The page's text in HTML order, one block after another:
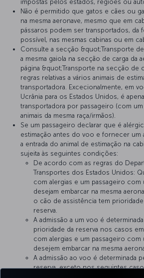
impostas pelos estados, regiões ou
Não é permitido que gatos e cães ou
na mesma aeronave, mesmo que em
pássaros podem ser transportados, da
possível, nas mesmas cabinas ou em
Consulte a secção &quot;Transporte
a mesma gaiola na secção de carga da
página &quot;Transporte na secção de
regras relativas a vários animais de
transportadora. Excecionalmente, em
Ucrânia para os Estados Unidos, é
transportadora por passageiro (com
animais da mesma raça/irmãos).
Se um passageiro declarar que é
estimação antes do voo e fornecer um
a entrada do animal de estimação na
sujeita às seguintes condições:
De acordo com as regras do
Transportes dos Estados Unidos:
com alergias e um passageiro com
desejam embarcar na mesma
o cão de assistência tem
reserva.
A admissão a um voo é
prioridade da reserva nos casos
com alergias e um passageiro com
desejem embarcar na mesma
A admissão ao voo é determinada
reserva, exceto nos seguintes